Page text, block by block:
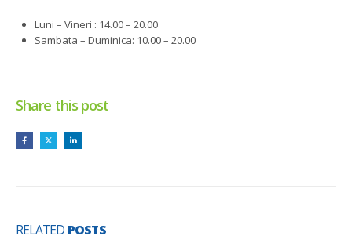
Luni – Vineri : 14.00 – 20.00
Sambata – Duminica: 10.00 – 20.00
Share this post
RELATED POSTS